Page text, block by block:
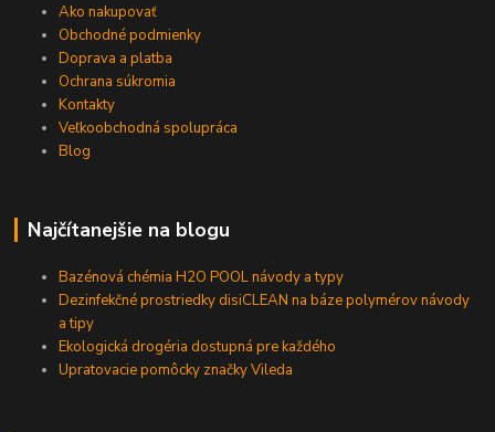
Ako nakupovať
Obchodné podmienky
Doprava a platba
Ochrana súkromia
Kontakty
Veľkoobchodná spolupráca
Blog
Najčítanejšie na blogu
Bazénová chémia H2O POOL návody a typy
Dezinfekčné prostriedky disiCLEAN na báze polymérov návody
a tipy
Ekologická drogéria dostupná pre každého
Upratovacie pomôcky značky Vileda